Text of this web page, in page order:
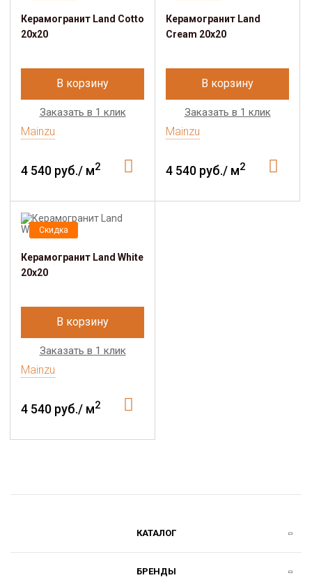
Керамогранит Land Cotto
20x20
В корзину
Заказать в 1 клик
Mainzu
4 540 руб./ м2
Керамогранит Land
Cream 20x20
В корзину
Заказать в 1 клик
Mainzu
4 540 руб./ м2
Скидка
Керамогранит Land White
20x20
В корзину
Заказать в 1 клик
Mainzu
4 540 руб./ м2
КАТАЛОГ
БРЕНДЫ